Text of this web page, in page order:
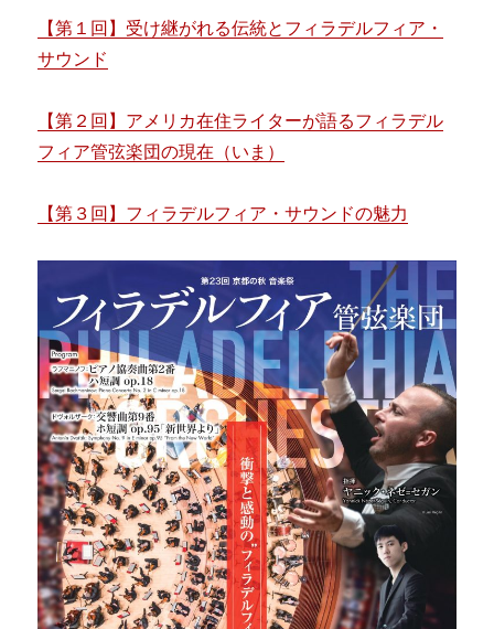
【第１回】受け継がれる伝統とフィラデルフィア・
サウンド
【第２回】アメリカ在住ライターが語るフィラデル
フィア管弦楽団の現在（いま）
【第３回】フィラデルフィア・サウンドの魅力